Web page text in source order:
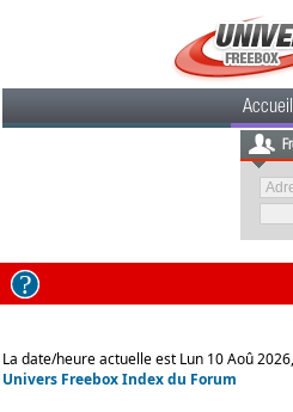
Accueil
La date/heure actuelle est Lun 10 Aoû
Univers Freebox Index du Forum